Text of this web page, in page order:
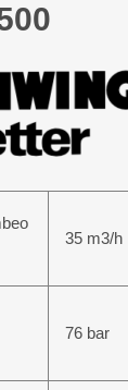
35 m3/h
76 bar